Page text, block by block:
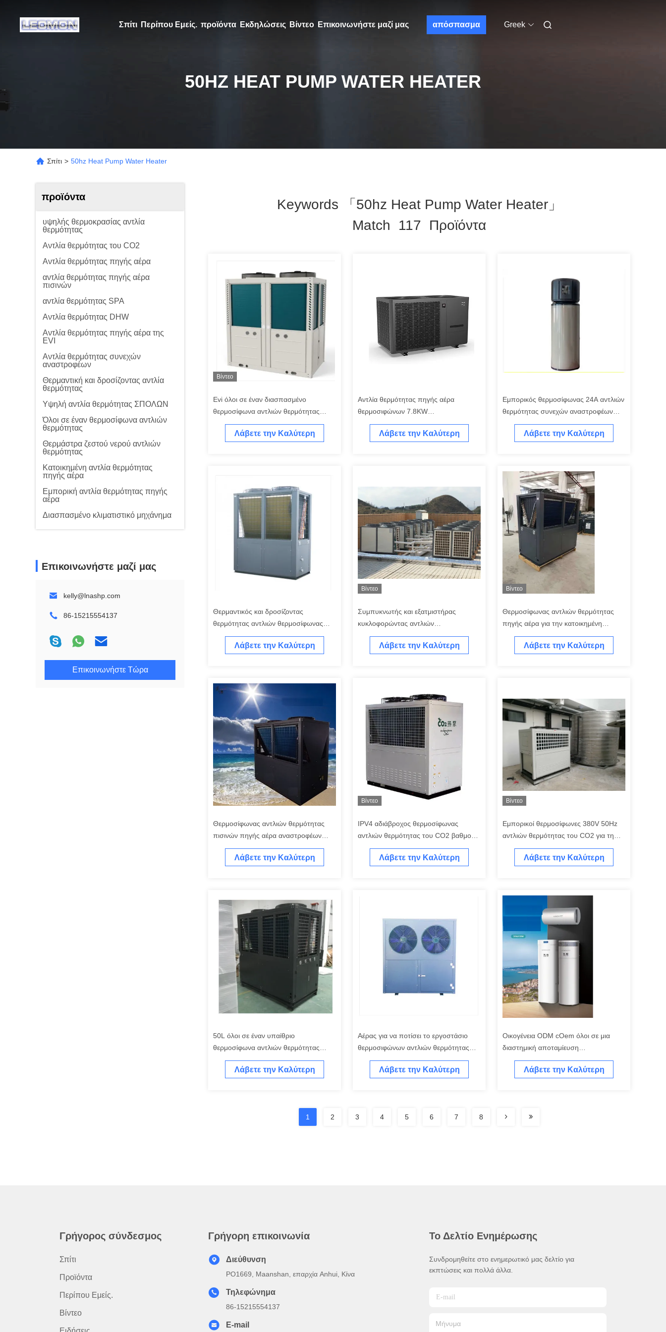
Σπίτι Περίπου Εμείς. προϊόντα Εκδηλώσεις Βίντεο Επικοινωνήστε μαζί μας απόσπασμα Greek
50HZ HEAT PUMP WATER HEATER
Σπίτι > 50hz Heat Pump Water Heater
προϊόντα
υψηλής θερμοκρασίας αντλία
θερμότητας
Αντλία θερμότητας του CO2
Αντλία θερμότητας πηγής αέρα
αντλία θερμότητας πηγής αέρα
πισινών
αντλία θερμότητας SPA
Αντλία θερμότητας DHW
Αντλία θερμότητας πηγής αέρα της
EVI
Αντλία θερμότητας συνεχών
αναστροφέων
Θερμαντική και δροσίζοντας αντλία
θερμότητας
Υψηλή αντλία θερμότητας ΣΠΟΛΩΝ
Όλοι σε έναν θερμοσίφωνα αντλιών
θερμότητας
Θερμάστρα ζεστού νερού αντλιών
θερμότητας
Κατοικημένη αντλία θερμότητας
πηγής αέρα
Εμπορική αντλία θερμότητας πηγής
αέρα
Διασπασμένο κλιματιστικό μηχάνημα
Επικοινωνήστε μαζί μας
kelly@lnashp.com
86-15215554137
Επικοινωνήστε Τώρα
Keywords 「50hz Heat Pump Water Heater」
Match 117 Προϊόντα
Βίντεο
Evi όλοι σε έναν διασπασμένο
θερμοσίφωνα αντλιών θερμότητας
θερμοσιφώνων
DHW αντλιών θερμότητας
Λάβετε την Καλύτερη
Αντλία θερμότητας πηγής αέρα
θερμοσιφώνων 7.8KW
αντλιών θερμότητας κτιρίου
γραφείων εμπορική
Λάβετε την Καλύτερη
Εμπορικός θερμοσίφωνας 24A αντλιών
θερμότητας συνεχών αναστροφέων
300L
Λάβετε την Καλύτερη
Θερμαντικός και δροσίζοντας
θερμότητας αντλιών θερμοσίφωνας
πηγής αέρα κατοικίας χάλυβα
GavanizedΛάβετε την Καλύτερη
Βίντεο
Συμπυκνωτής και εξατμιστήρας
κυκλοφορώντας αντλιών
θερμοσιφώνων αντλιών ενεργειακής
θερμότητας αέρα ξενοδοχείων
Λάβετε την Καλύτερη
Βίντεο
Θερμοσίφωνας αντλιών θερμότητας
πηγής αέρα για την κατοικημένη
θέρμανση
Λάβετε την Καλύτερη
Θερμοσίφωνας αντλιών θερμότητας
πισινών πηγής αέρα αναστροφέων
εμπορικός
Λάβετε την Καλύτερη
Βίντεο
IPV4 αδιάβροχος θερμοσίφωνας
αντλιών θερμότητας του CO2 βαθμού
με την τεχνολογία αναστροφέων
Λάβετε την Καλύτερη
Βίντεο
Εμπορικοί θερμοσίφωνες 380V 50Hz
αντλιών θερμότητας του CO2 για τη
θέρμανση χώρου
Λάβετε την Καλύτερη
50L όλοι σε έναν υπαίθριο
θερμοσίφωνα αντλιών θερμότητας
θερμοσιφώνων
ASHP αντλιών θερμότητας
Λάβετε την Καλύτερη
Αέρας για να ποτίσει το εργοστάσιο
θερμοσιφώνων αντλιών θερμότητας
πισινών
Λάβετε την Καλύτερη
Οικογένεια ODM cOem όλοι σε μια
διαστημική αποταμίευση
θερμοσιφώνων 80L 500L αντλιών
θερμότηταςΛάβετε την Καλύτερη
1 2 3 4 5 6 7 8
Γρήγορος σύνδεσμος
Σπίτι
Προϊόντα
Περίπου Εμείς.
Βίντεο
Γρήγορη επικοινωνία
Διεύθυνση
PO1669, Maanshan, επαρχία Anhui, Κίνα
Τηλεφώνημα
86-15215554137
E-mail
Το Δελτίο Ενημέρωσης
Συνδρομηθείτε στο ενημερωτικό μας δελτίο για
εκπτώσεις και πολλά άλλα.